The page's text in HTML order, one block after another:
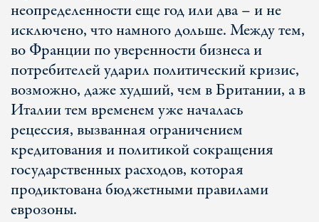
неопределенности еще год или два – и не
исключено, что намного дольше. Между тем,
во Франции по уверенности бизнеса и
потребителей ударил политический кризис,
возможно, даже худший, чем в Британии, а в
Италии тем временем уже началась
рецессия, вызванная ограничением
кредитования и политикой сокращения
государственных расходов, которая
продиктована бюджетными правилами
еврозоны.